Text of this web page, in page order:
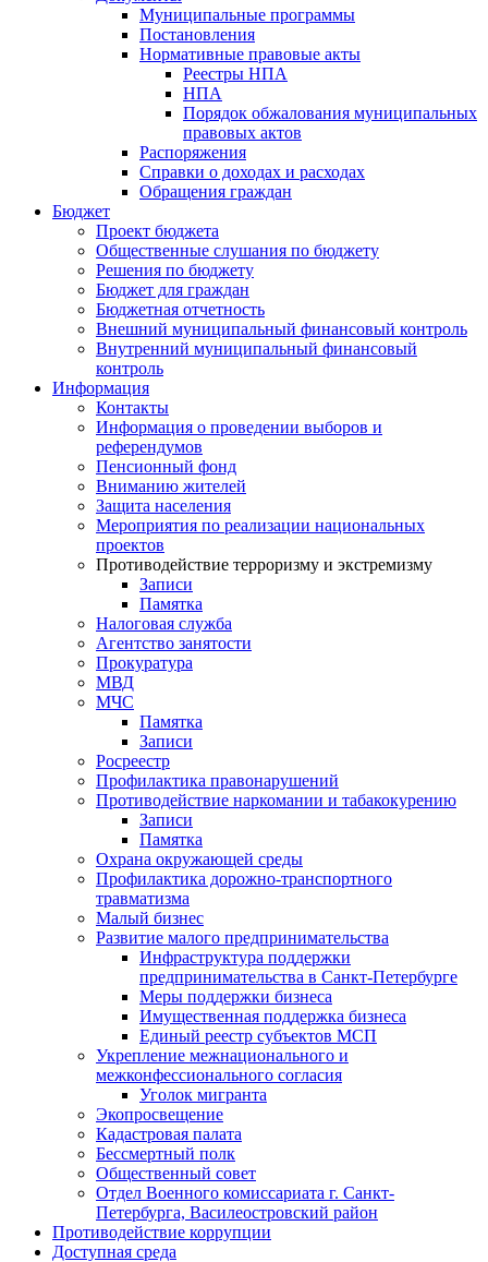
Муниципальные программы
Постановления
Нормативные правовые акты
Реестры НПА
НПА
Порядок обжалования муниципальных
правовых актов
Распоряжения
Справки о доходах и расходах
Обращения граждан
Бюджет
Проект бюджета
Общественные слушания по бюджету
Решения по бюджету
Бюджет для граждан
Бюджетная отчетность
Внешний муниципальный финансовый контроль
Внутренний муниципальный финансовый
контроль
Информация
Контакты
Информация о проведении выборов и
референдумов
Пенсионный фонд
Вниманию жителей
Защита населения
Мероприятия по реализации национальных
проектов
Противодействие терроризму и экстремизму
Записи
Памятка
Налоговая служба
Агентство занятости
Прокуратура
МВД
МЧС
Памятка
Записи
Росреестр
Профилактика правонарушений
Противодействие наркомании и табакокурению
Записи
Памятка
Охрана окружающей среды
Профилактика дорожно-транспортного
травматизма
Малый бизнес
Развитие малого предпринимательства
Инфраструктура поддержки
предпринимательства в Санкт-Петербурге
Меры поддержки бизнеса
Имущественная поддержка бизнеса
Единый реестр субъектов МСП
Укрепление межнационального и
межконфессионального согласия
Уголок мигранта
Экопросвещение
Кадастровая палата
Бессмертный полк
Общественный совет
Отдел Военного комиссариата г. Санкт-
Петербурга, Василеостровский район
Противодействие коррупции
Доступная среда